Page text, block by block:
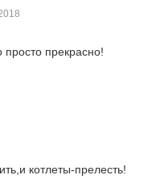
просто прекрасно!
котлеты-прелесть!